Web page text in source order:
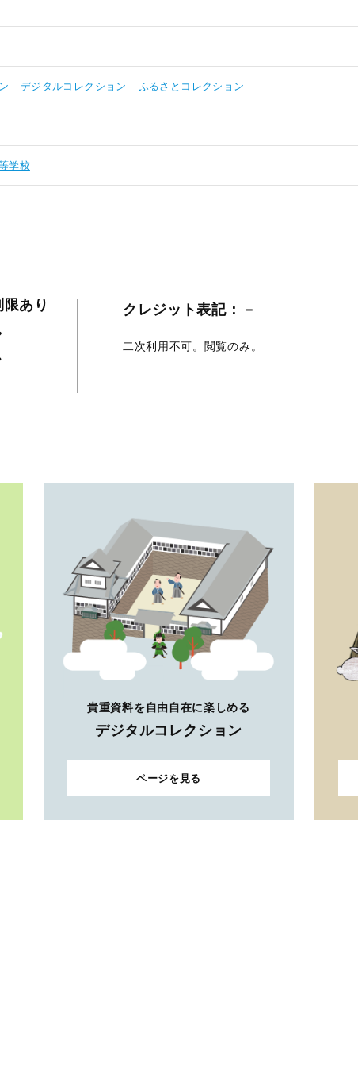
デジタルコレクション ふるさとコレクション
学校
あり クレジット表記：－
二次利用不可。閲覧のみ。
貴重資料を自由自在に楽しめる
デジタルコレクション
ページを見る